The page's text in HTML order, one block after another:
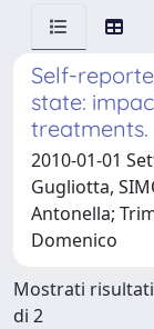
Self-
state:
treatments.
2010-01-01
Gugliotta,
Antonella;
Domenico
Mostrati risultati
di 2